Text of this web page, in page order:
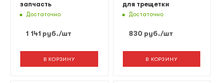
запчасть
Достаточно
1 141 руб./шт
В КОРЗИНУ
для трещетки
Достаточно
830 руб./шт
В КОРЗИНУ